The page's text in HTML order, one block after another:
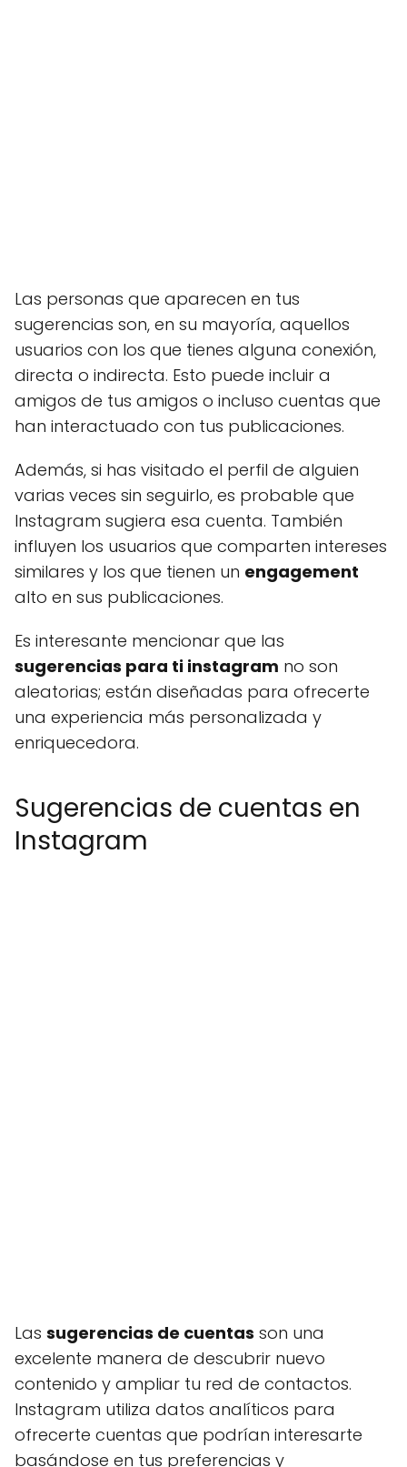
Las personas que aparecen en tus
sugerencias son, en su mayoría, aquellos
usuarios con los que tienes alguna conexión,
directa o indirecta. Esto puede incluir a
amigos de tus amigos o incluso cuentas que
han interactuado con tus publicaciones.
Además, si has visitado el perfil de alguien
varias veces sin seguirlo, es probable que
Instagram sugiera esa cuenta. También
influyen los usuarios que comparten intereses
similares y los que tienen un engagement
alto en sus publicaciones.
Es interesante mencionar que las
sugerencias para ti instagram no son
aleatorias; están diseñadas para ofrecerte
una experiencia más personalizada y
enriquecedora.
Sugerencias de cuentas en
Instagram
Las sugerencias de cuentas son una
excelente manera de descubrir nuevo
contenido y ampliar tu red de contactos.
Instagram utiliza datos analíticos para
ofrecerte cuentas que podrían interesarte
basándose en tus preferencias y